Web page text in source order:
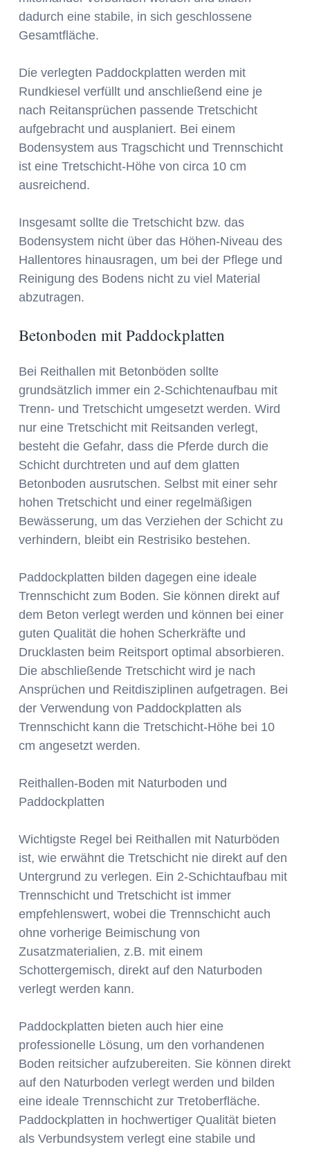
dadurch eine stabile, in sich geschlossene
Gesamtfläche.
Die verlegten Paddockplatten werden mit
Rundkiesel verfüllt und anschließend eine je
nach Reitansprüchen passende Tretschicht
aufgebracht und ausplaniert. Bei einem
Bodensystem aus Tragschicht und Trennschicht
ist eine Tretschicht-Höhe von circa 10 cm
ausreichend.
Insgesamt sollte die Tretschicht bzw. das
Bodensystem nicht über das Höhen-Niveau des
Hallentores hinausragen, um bei der Pflege und
Reinigung des Bodens nicht zu viel Material
abzutragen.
Betonboden mit Paddockplatten
Bei Reithallen mit Betonböden sollte
grundsätzlich immer ein 2-Schichtenaufbau mit
Trenn- und Tretschicht umgesetzt werden. Wird
nur eine Tretschicht mit Reitsanden verlegt,
besteht die Gefahr, dass die Pferde durch die
Schicht durchtreten und auf dem glatten
Betonboden ausrutschen. Selbst mit einer sehr
hohen Tretschicht und einer regelmäßigen
Bewässerung, um das Verziehen der Schicht zu
verhindern, bleibt ein Restrisiko bestehen.
Paddockplatten bilden dagegen eine ideale
Trennschicht zum Boden. Sie können direkt auf
dem Beton verlegt werden und können bei einer
guten Qualität die hohen Scherkräfte und
Drucklasten beim Reitsport optimal absorbieren.
Die abschließende Tretschicht wird je nach
Ansprüchen und Reitdisziplinen aufgetragen. Bei
der Verwendung von Paddockplatten als
Trennschicht kann die Tretschicht-Höhe bei 10
cm angesetzt werden.
Reithallen-Boden mit Naturboden und
Paddockplatten
Wichtigste Regel bei Reithallen mit Naturböden
ist, wie erwähnt die Tretschicht nie direkt auf den
Untergrund zu verlegen. Ein 2-Schichtaufbau mit
Trennschicht und Tretschicht ist immer
empfehlenswert, wobei die Trennschicht auch
ohne vorherige Beimischung von
Zusatzmaterialien, z.B. mit einem
Schottergemisch, direkt auf den Naturboden
verlegt werden kann.
Paddockplatten bieten auch hier eine
professionelle Lösung, um den vorhandenen
Boden reitsicher aufzubereiten. Sie können direkt
auf den Naturboden verlegt werden und bilden
eine ideale Trennschicht zur Tretoberfläche.
Paddockplatten in hochwertiger Qualität bieten
als Verbundsystem verlegt eine stabile und